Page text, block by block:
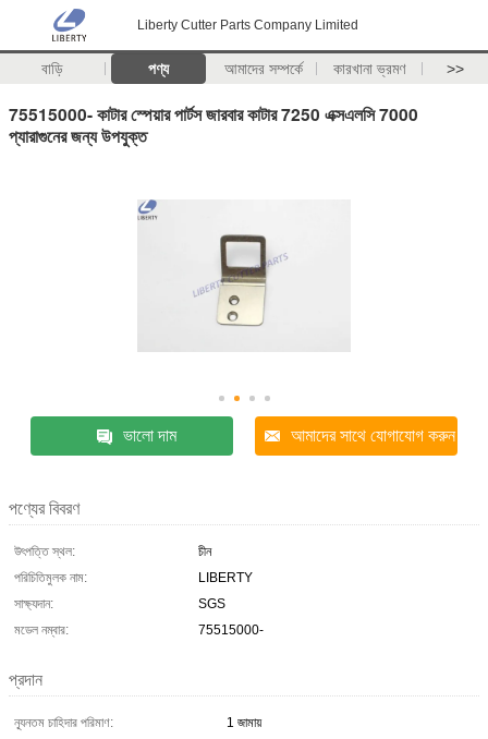
Liberty Cutter Parts Company Limited
বাড়ি পণ্য আমাদের সম্পর্কে কারখানা ভ্রমণ >>
75515000- কাটার স্পেয়ার পার্টস জারবার কাটার 7250 এক্সএলসি 7000
প্যারাগুনের জন্য উপযুক্ত
ভালো দাম আমাদের সাথে যোগাযোগ করুন
পণ্যের বিবরণ
উৎপত্তি স্থল:
চীন
পরিচিতিমুলক নাম:
LIBERTY
সাক্ষ্যদান:
SGS
মডেল নম্বার:
75515000-
প্রদান
ন্যূনতম চাহিদার পরিমাণ:
1 জামায়